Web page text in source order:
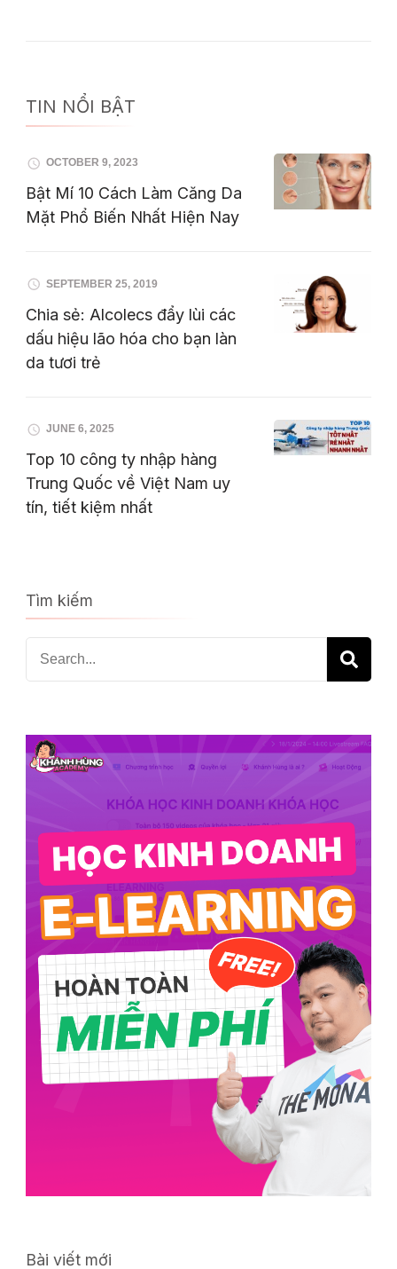
TIN NỔI BẬT
OCTOBER 9, 2023
Bật Mí 10 Cách Làm Căng Da
Mặt Phổ Biến Nhất Hiện Nay
SEPTEMBER 25, 2019
Chia sẻ: Alcolecs đẩy lùi các
dấu hiệu lão hóa cho bạn làn
da tươi trẻ
JUNE 6, 2025
Top 10 công ty nhập hàng
Trung Quốc về Việt Nam uy
tín, tiết kiệm nhất
Tìm kiếm
Search
for:
Bài viết mới